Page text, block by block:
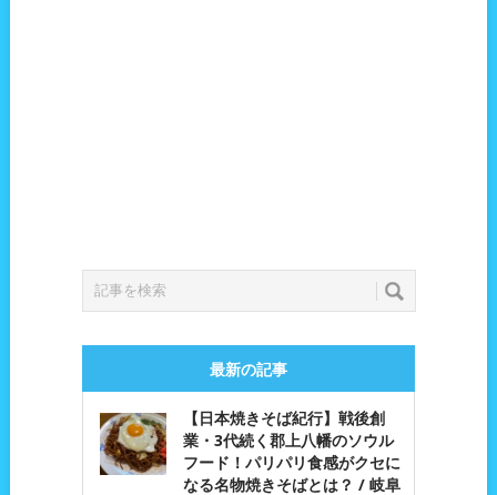
最新の記事
【日本焼きそば紀行】戦後創
業・3代続く郡上八幡のソウル
フード！パリパリ食感がクセに
なる名物焼きそばとは？ / 岐阜